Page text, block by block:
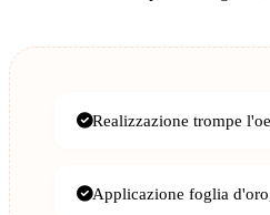
Realizzazione trompe
Applicazione foglia